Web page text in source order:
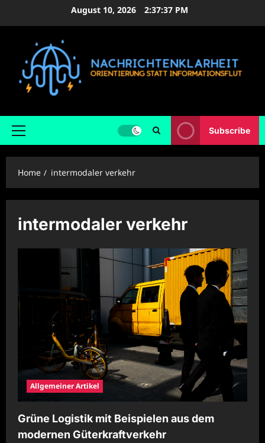
August 10, 2026 2:37:38 PM
Primary
Subscribe
Home intermodaler verkehr
intermodaler verkehr
Allgemeiner Artikel
Grüne Logistik mit Beispielen aus dem
modernen Güterkraftverkehr